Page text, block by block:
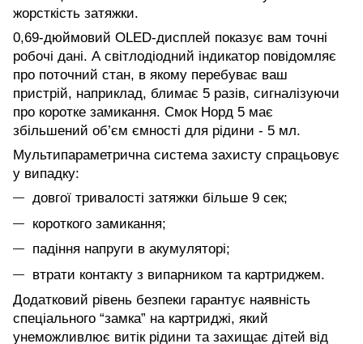
жорсткість затяжки.
0,69-дюймовий OLED-дисплей показує вам точні
робочі дані. А світлодіодний індикатор повідомляє
про поточний стан, в якому перебуває ваш
пристрій, наприклад, блимає 5 разів, сигналізуючи
про коротке замикання. Смок Норд 5 має
збільшений об’єм ємності для рідини - 5 мл.
Мультипараметрична система захисту спрацьовує
у випадку:
довгої тривалості затяжки більше 9 сек;
короткого замикання;
падіння напруги в акумуляторі;
втрати контакту з випарником та картриджем.
Додатковий рівень безпеки гарантує наявність
спеціального “замка” на картриджі, який
унеможливлює витік рідини та захищає дітей від